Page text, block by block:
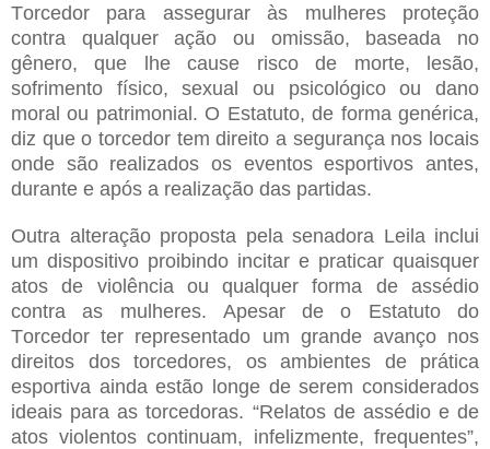
Torcedor para assegurar às mulheres proteção
contra qualquer ação ou omissão, baseada no
gênero, que lhe cause risco de morte, lesão,
sofrimento físico, sexual ou psicológico ou dano
moral ou patrimonial. O Estatuto, de forma genérica,
diz que o torcedor tem direito a segurança nos locais
onde são realizados os eventos esportivos antes,
durante e após a realização das partidas.
Outra alteração proposta pela senadora Leila inclui
um dispositivo proibindo incitar e praticar quaisquer
atos de violência ou qualquer forma de assédio
contra as mulheres. Apesar de o Estatuto do
Torcedor ter representado um grande avanço nos
direitos dos torcedores, os ambientes de prática
esportiva ainda estão longe de serem considerados
ideais para as torcedoras. “Relatos de assédio e de
atos violentos continuam, infelizmente, frequentes”,